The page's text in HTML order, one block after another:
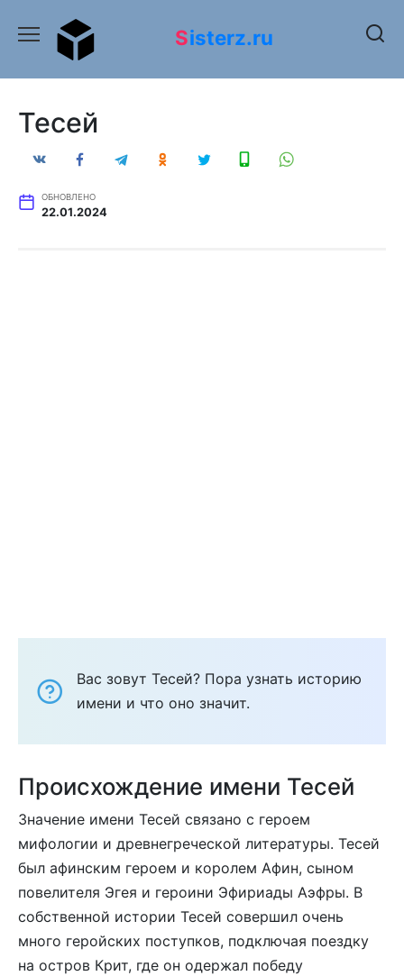
содержанию
Sisterz.ru
Тесей
ОБНОВЛЕНО
22.01.2024
Вас зовут Тесей? Пора узнать историю
имени и что оно значит.
Происхождение имени Тесей
Значение имени Тесей связано с героем
мифологии и древнегреческой литературы. Тесей
был афинским героем и королем Афин, сыном
повелителя Эгея и героини Эфириады Аэфры. В
собственной истории Тесей совершил очень
много геройских поступков, подключая поездку
на остров Крит, где он одержал победу